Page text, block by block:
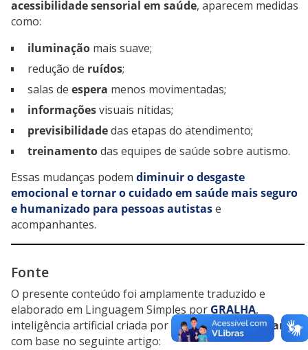
acessibilidade sensorial em saúde, aparecem medidas
como:
iluminação mais suave;
redução de ruídos;
salas de espera menos movimentadas;
informaçõesvisuais nítidas;
previsibilidadedas etapas do atendimento;
treinamentodas equipes de saúde sobre autismo.
Essas mudanças podem diminuir o desgaste
emocional e tornar o cuidado em saúde mais seguro
e humanizado para pessoas autistase
acompanhantes.
Fonte
O presente conteúdo foi amplamente traduzido e
elaborado em Linguagem Simples por GRALHA,
inteligência artificial criada por
Marcia Ditzel Goulart,
com base no seguinte artigo: